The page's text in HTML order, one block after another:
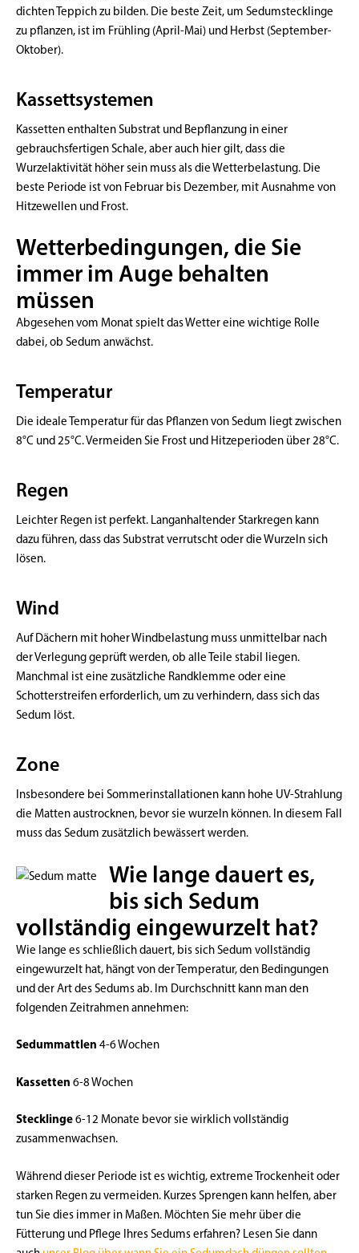
dichten Teppich zu bilden. Die beste Zeit, um Sedumstecklinge
zu pflanzen, ist im Frühling (April-Mai) und Herbst (September-
Oktober).
Kassettsystemen
Kassetten enthalten Substrat und Bepflanzung in einer
gebrauchsfertigen Schale, aber auch hier gilt, dass die
Wurzelaktivität höher sein muss als die Wetterbelastung. Die
beste Periode ist von Februar bis Dezember, mit Ausnahme von
Hitzewellen und Frost.
Wetterbedingungen, die Sie
immer im Auge behalten
müssen
Abgesehen vom Monat spielt das Wetter eine wichtige Rolle
dabei, ob Sedum anwächst.
Temperatur
Die ideale Temperatur für das Pflanzen von Sedum liegt zwischen
8°C und 25°C. Vermeiden Sie Frost und Hitzeperioden über 28°C.
Regen
Leichter Regen ist perfekt. Langanhaltender Starkregen kann
dazu führen, dass das Substrat verrutscht oder die Wurzeln sich
lösen.
Wind
Auf Dächern mit hoher Windbelastung muss unmittelbar nach
der Verlegung geprüft werden, ob alle Teile stabil liegen.
Manchmal ist eine zusätzliche Randklemme oder eine
Schotterstreifen erforderlich, um zu verhindern, dass sich das
Sedum löst.
Zone
Insbesondere bei Sommerinstallationen kann hohe UV-Strahlung
die Matten austrocknen, bevor sie wurzeln können. In diesem Fall
muss das Sedum zusätzlich bewässert werden.
Wie lange dauert es,
bis sich Sedum
vollständig eingewurzelt hat?
Wie lange es schließlich dauert, bis sich Sedum vollständig
eingewurzelt hat, hängt von der Temperatur, den Bedingungen
und der Art des Sedums ab. Im Durchschnitt kann man den
folgenden Zeitrahmen annehmen:
Sedummattlen 4-6 Wochen
Kassetten 6-8 Wochen
Stecklinge6-12 Monate bevor sie wirklich vollständig
zusammenwachsen.
Während dieser Periode ist es wichtig, extreme Trockenheit oder
starken Regen zu vermeiden. Kurzes Sprengen kann helfen, aber
tun Sie dies immer in Maßen. Möchten Sie mehr über die
Fütterung und Pflege Ihres Sedums erfahren? Lesen Sie dann